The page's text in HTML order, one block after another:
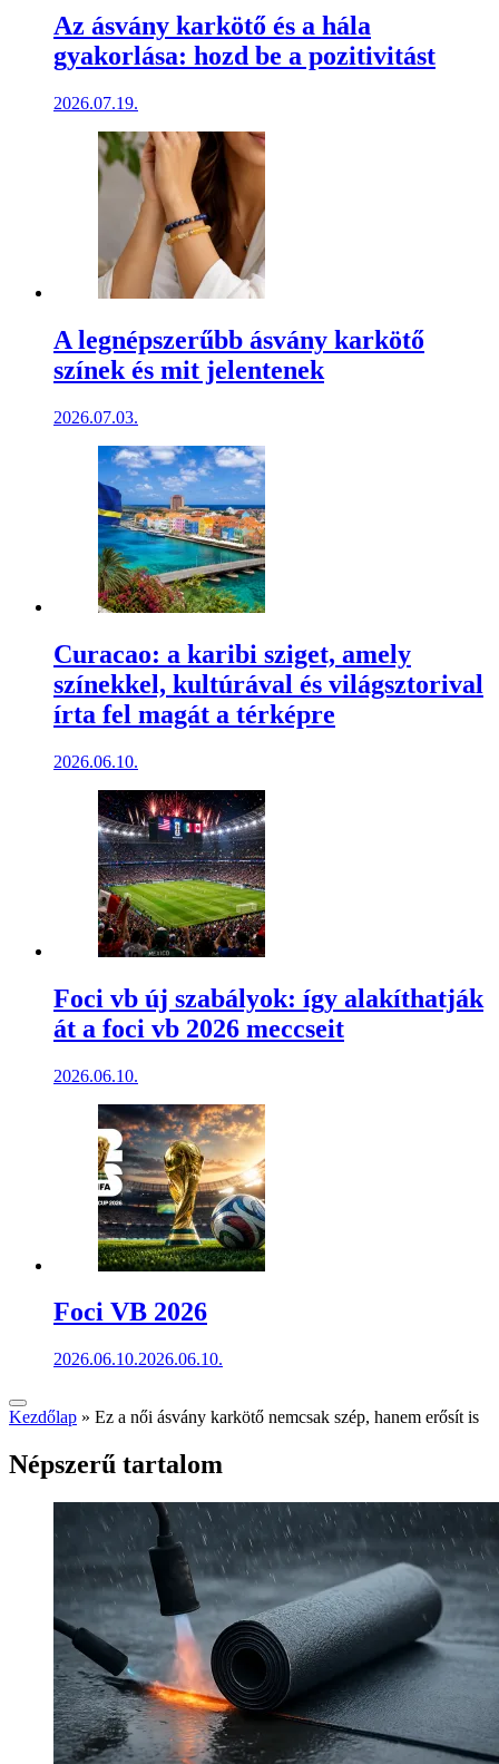
Az ásvány karkötő és a hála
gyakorlása: hozd be a pozitivitást
2026.07.19.
A legnépszerűbb ásvány karkötő
színek és mit jelentenek
2026.07.03.
Curacao: a karibi sziget, amely
színekkel, kultúrával és világsztorival
írta fel magát a térképre
2026.06.10.
Foci vb új szabályok: így alakíthatják
át a foci vb 2026 meccseit
2026.06.10.
Foci VB 2026
2026.06.10.2026.06.10.
Kezdőlap » Ez a női ásvány karkötő nemcsak szép, hanem erősít is
Népszerű tartalom